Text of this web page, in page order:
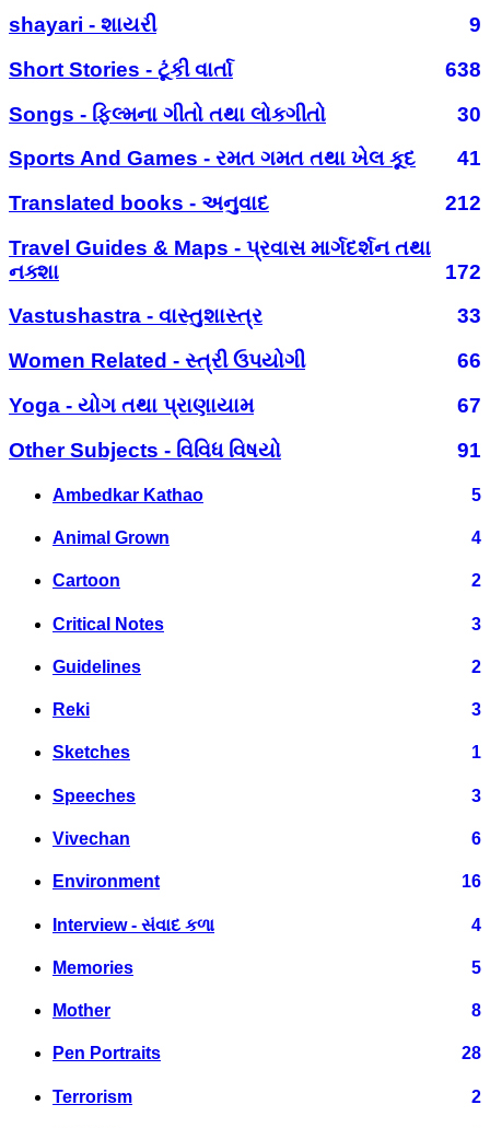
shayari - શાયરી
9
Short Stories - ટૂંકી વાર્તા
638
Songs - ફિલ્મના ગીતો તથા લોકગીતો
30
Sports And Games - રમત ગમત તથા ખેલ કૂદ
41
Translated books - અનુવાદ
212
Travel Guides & Maps - પ્રવાસ માર્ગદર્શન તથા
નક્શા
172
Vastushastra - વાસ્તુશાસ્ત્ર
33
Women Related - સ્ત્રી ઉપયોગી
66
Yoga - યોગ તથા પ્રાણાયામ
67
Other Subjects - વિવિધ વિષયો
91
Ambedkar Kathao 5
Animal Grown 4
Cartoon 2
Critical Notes 3
Guidelines 2
Reki 3
Sketches 1
Speeches 3
Vivechan 6
Environment 16
Interview - સંવાદ કળા 4
Memories 5
Mother 8
Pen Portraits 28
Terrorism 2